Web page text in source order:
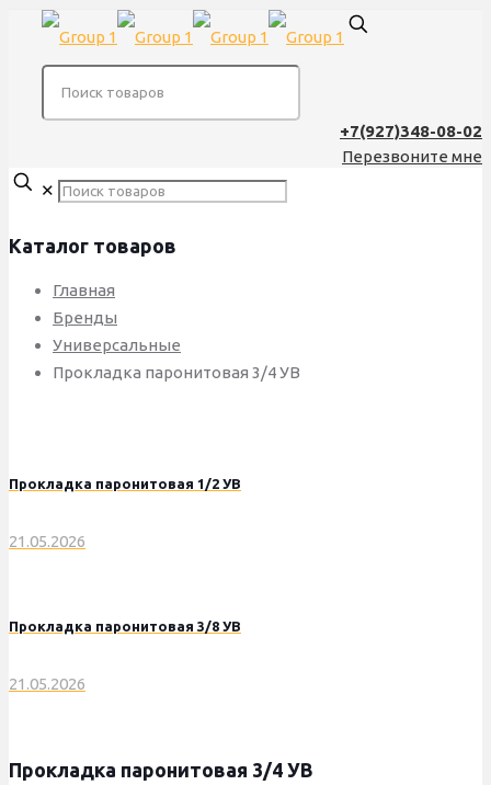
+7(927)348-08-02
Перезвоните мне
✕
Каталог товаров
Главная
Бренды
Универсальные
Прокладка паронитовая 3/4 УВ
Прокладка паронитовая 1/2 УВ
21.05.2026
Прокладка паронитовая 3/8 УВ
21.05.2026
Прокладка паронитовая 3/4 УВ